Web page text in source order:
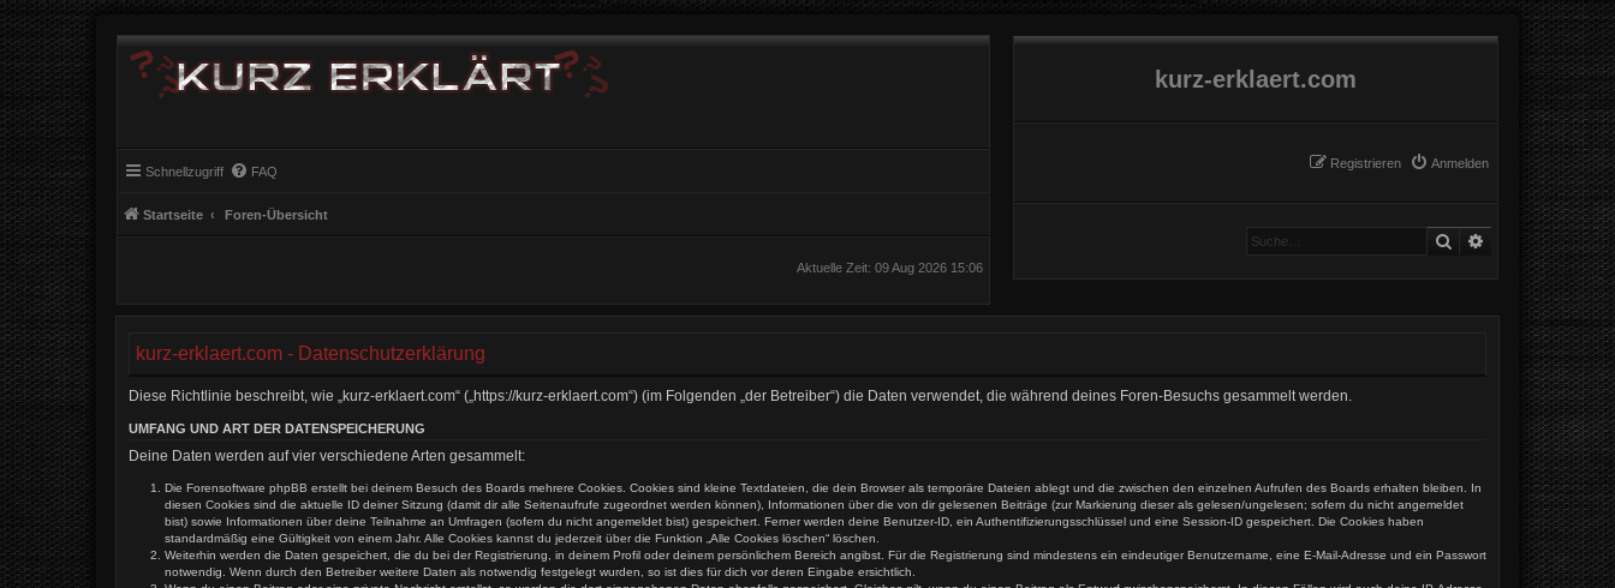
kurz-erklaert.com
Anmelden
Registrieren
Schnellzugriff FAQ
Startseite Foren-Übersicht
Suche Erweiterte Suche
Aktuelle Zeit: 09 Aug 2026 15:06
kurz-erklaert.com - Datenschutzerklärung
Diese Richtlinie beschreibt, wie „kurz-erklaert.com“ („https://kurz-erklaert.com“) (im Folgenden „der Betreiber“) die Daten verwendet, die während deines Foren-Besuchs gesammelt werden.
UMFANG UND ART DER DATENSPEICHERUNG
Deine Daten werden auf vier verschiedene Arten gesammelt:
Die Forensoftware phpBB erstellt bei deinem Besuch des Boards mehrere Cookies. Cookies sind kleine Textdateien, die dein Browser als temporäre Dateien ablegt und die zwischen den einzelnen Aufrufen des Boards erhalten bleiben. In
diesen Cookies sind die aktuelle ID deiner Sitzung (damit dir alle Seitenaufrufe zugeordnet werden können), Informationen über die von dir gelesenen Beiträge (zur Markierung dieser als gelesen/ungelesen; sofern du nicht angemeldet
bist) sowie Informationen über deine Teilnahme an Umfragen (sofern du nicht angemeldet bist) gespeichert. Ferner werden deine Benutzer-ID, ein Authentifizierungsschlüssel und eine Session-ID gespeichert. Die Cookies haben
standardmäßig eine Gültigkeit von einem Jahr. Alle Cookies kannst du jederzeit über die Funktion „Alle Cookies löschen“ löschen.
Weiterhin werden die Daten gespeichert, die du bei der Registrierung, in deinem Profil oder deinem persönlichem Bereich angibst. Für die Registrierung sind mindestens ein eindeutiger Benutzername, eine E-Mail-Adresse und ein Passwort
notwendig. Wenn durch den Betreiber weitere Daten als notwendig festgelegt wurden, so ist dies für dich vor deren Eingabe ersichtlich.